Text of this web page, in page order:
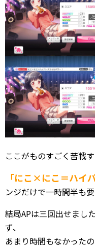
ここがものすごく苦戦
「にこ×にこ＝ハイ
ンジだけで一時間半も
結局APは三回出せまし
ず、
あまり時間もなかった